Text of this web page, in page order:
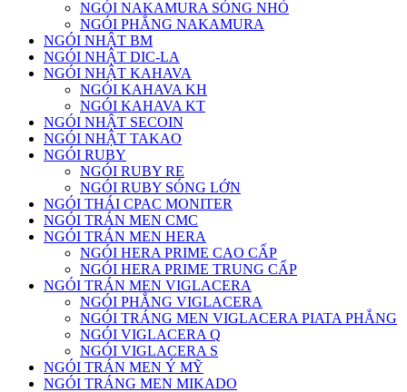
NGÓI NAKAMURA SÓNG NHỎ
NGÓI PHẲNG NAKAMURA
NGÓI NHẬT BM
NGÓI NHẬT DIC-LA
NGÓI NHẬT KAHAVA
NGÓI KAHAVA KH
NGÓI KAHAVA KT
NGÓI NHẬT SECOIN
NGÓI NHẬT TAKAO
NGÓI RUBY
NGÓI RUBY RE
NGÓI RUBY SÓNG LỚN
NGÓI THÁI CPAC MONITER
NGÓI TRÁN MEN CMC
NGÓI TRÁN MEN HERA
NGÓI HERA PRIME CAO CẤP
NGÓI HERA PRIME TRUNG CẤP
NGÓI TRÁN MEN VIGLACERA
NGÓI PHẲNG VIGLACERA
NGÓI TRÁNG MEN VIGLACERA PIATA PHẲNG
NGÓI VIGLACERA Q
NGÓI VIGLACERA S
NGÓI TRÁN MEN Ý MỸ
NGÓI TRÁNG MEN MIKADO